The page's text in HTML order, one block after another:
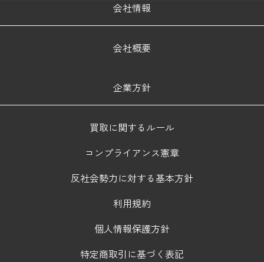
会社情報
会社概要
企業方針
買取に関するルール
コンプライアンス憲章
反社会勢力に対する基本方針
利用規約
個人情報保護方針
特定商取引に基づく表記